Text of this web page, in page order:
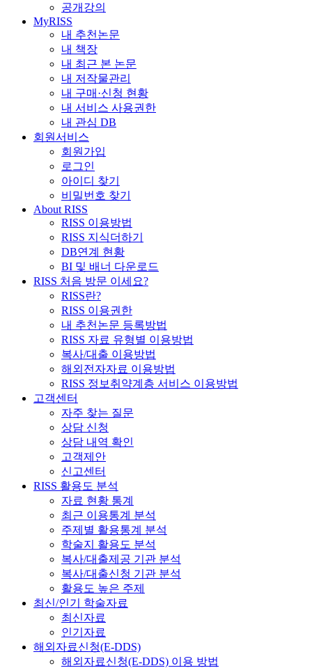
공개강의
MyRISS
내 추천논문
내 책장
내 최근 본 논문
내 저작물관리
내 구매·신청 현황
내 서비스 사용권한
내 관심 DB
회원서비스
회원가입
로그인
아이디 찾기
비밀번호 찾기
About RISS
RISS 이용방법
RISS 지식더하기
DB연계 현황
BI 및 배너 다운로드
RISS 처음 방문 이세요?
RISS란?
RISS 이용권한
내 추천논문 등록방법
RISS 자료 유형별 이용방법
복사/대출 이용방법
해외전자자료 이용방법
RISS 정보취약계층 서비스 이용방법
고객센터
자주 찾는 질문
상담 신청
상담 내역 확인
고객제안
신고센터
RISS 활용도 분석
자료 현황 통계
최근 이용통계 분석
주제별 활용통계 분석
학술지 활용도 분석
복사/대출제공 기관 분석
복사/대출신청 기관 분석
활용도 높은 주제
최신/인기 학술자료
최신자료
인기자료
해외자료신청(E-DDS)
해외자료신청(E-DDS) 이용 방법